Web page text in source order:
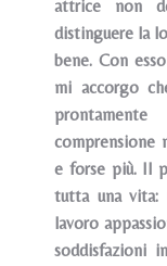
attrice non
distinguere la
bene. Con
mi accorgo
comprensione
e forse più. Il
tutta una vita:
lavoro
soddisfazioni